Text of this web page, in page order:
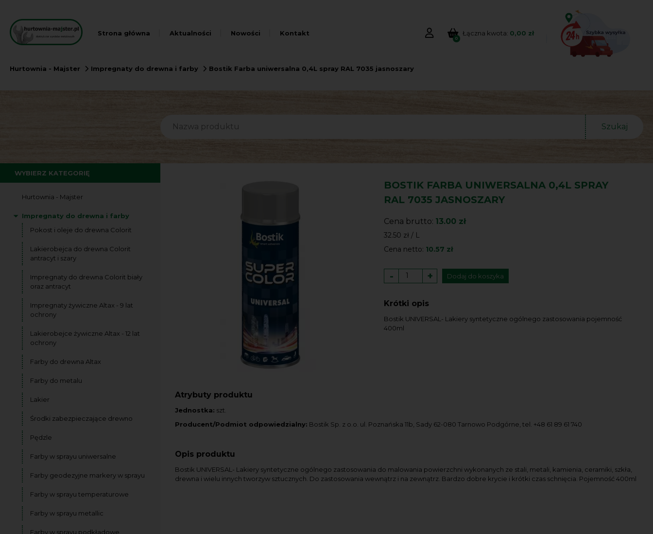
Strona główna Aktualności Nowości Kontakt
0
Łączna kwota: 0,00 zł
Hurtownia - Majster Impregnaty do drewna i farby Bostik Farba uniwersalna 0,4L spray RAL 7035 jasnoszary
WYBIERZ KATEGORIĘ
Hurtownia - Majster
Impregnaty do drewna i farby
Pokost i oleje do drewna Colorit
Lakierobejca do drewna Colorit
antracyt i szary
Impregnaty do drewna Colorit biały
oraz antracyt
Impregnaty żywiczne Altax - 9 lat
ochrony
Lakierobejce żywiczne Altax - 12 lat
ochrony
Farby do drewna Altax
Farby do metalu
Lakier
Środki zabezpieczające drewno
Pędzle
Farby w sprayu uniwersalne
Farby geodezyjne markery w sprayu
Farby w sprayu temperaturowe
Farby w sprayu metallic
Farby w sprayu podkładowe
Szukaj
BOSTIK FARBA UNIWERSALNA 0,4L SPRAY
RAL 7035 JASNOSZARY
Cena brutto: 13.00 zł
32.50 zł / L
Cena netto: 10.57 zł
- + Dodaj do koszyka
Krótki opis
Bostik UNIVERSAL- Lakiery syntetyczne ogólnego zastosowania pojemność
400ml
Atrybuty produktu
Jednostka: szt.
Producent/Podmiot odpowiedzialny: Bostik Sp. z o.o. ul. Poznańska 11b, Sady 62-080 Tarnowo Podgórne, tel. +48 61 89 61 740
Opis produktu
Bostik UNIVERSAL- Lakiery syntetyczne ogólnego zastosowania do malowania powierzchni wykonanych ze stali, metali, kamienia, ceramiki, szkła,
drewna i wielu innych tworzyw sztucznych. Do zastosowania wewnątrz i na zewnątrz. Bardzo dobre krycie i krótki czas schnięcia. Pojemność 400ml